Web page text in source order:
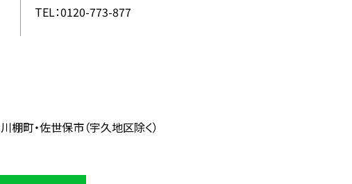
TEL：0120-773-877
棚町・佐世保市（宇久地区除く）